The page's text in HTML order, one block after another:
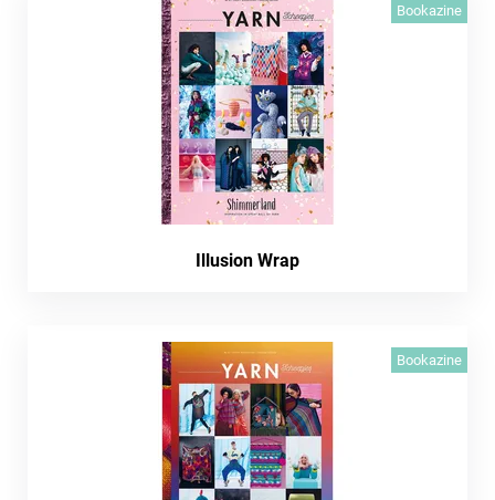
Bookazine
Illusion Wrap
Bookazine